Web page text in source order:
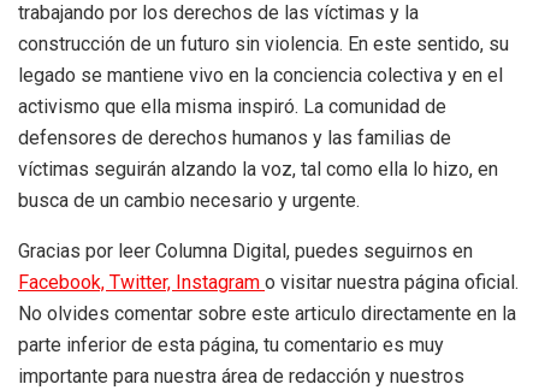
trabajando por los derechos de las víctimas y la
construcción de un futuro sin violencia. En este sentido, su
legado se mantiene vivo en la conciencia colectiva y en el
activismo que ella misma inspiró. La comunidad de
defensores de derechos humanos y las familias de
víctimas seguirán alzando la voz, tal como ella lo hizo, en
busca de un cambio necesario y urgente.
Gracias por leer Columna Digital, puedes seguirnos en
Facebook, Twitter, Instagram o visitar nuestra página oficial.
No olvides comentar sobre este articulo directamente en la
parte inferior de esta página, tu comentario es muy
importante para nuestra área de redacción y nuestros